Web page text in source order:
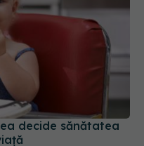
decide sănătatea